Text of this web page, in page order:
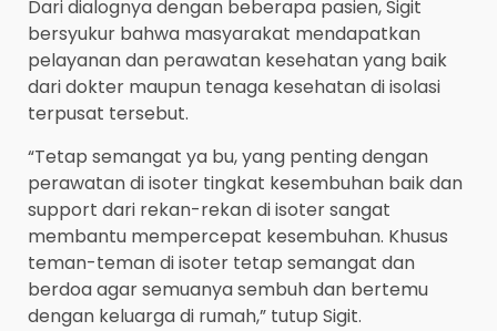
Dari dialognya dengan beberapa pasien, Sigit
bersyukur bahwa masyarakat mendapatkan
pelayanan dan perawatan kesehatan yang baik
dari dokter maupun tenaga kesehatan di isolasi
terpusat tersebut.
“Tetap semangat ya bu, yang penting dengan
perawatan di isoter tingkat kesembuhan baik dan
support dari rekan-rekan di isoter sangat
membantu mempercepat kesembuhan. Khusus
teman-teman di isoter tetap semangat dan
berdoa agar semuanya sembuh dan bertemu
dengan keluarga di rumah,” tutup Sigit.